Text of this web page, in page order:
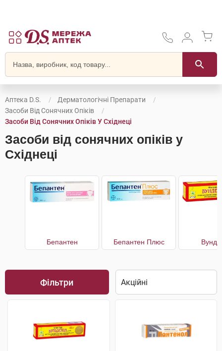
Аптека D.S.
Дерматологічні Препарати
Засоби Від Сонячних Опіків
Засоби Від Сонячних Опіків У Східнеці
Засоби від сонячних опіків у
Східнеці
Бепантен Бепантен Плюс
Фільтри